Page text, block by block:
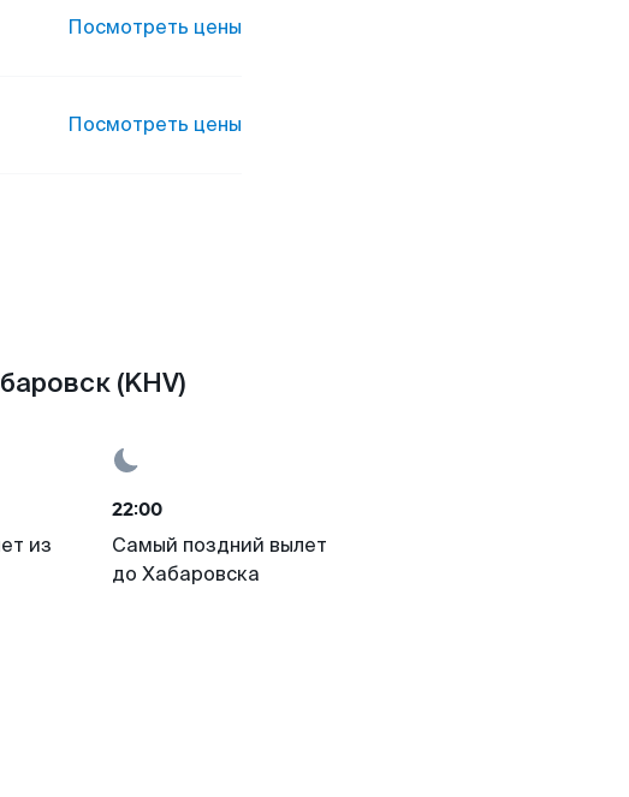
Посмотреть цены
Посмотреть цены
(KHV)
из
22:00
Самый поздний вылет
до Хабаровска